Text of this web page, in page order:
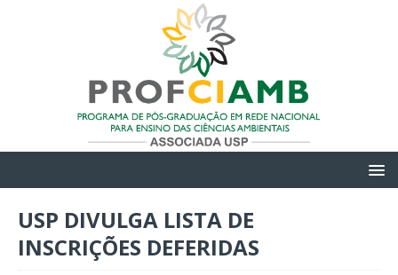
USP DIVULGA LISTA DE
INSCRIÇÕES DEFERIDAS